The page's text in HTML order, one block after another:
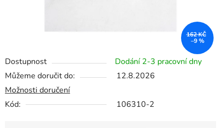
Dostupnost
Dodání 2-3 pracovní dny
Můžeme doručit do:
12.8.2026
Možnosti doručení
Kód:
106310-2
162 KČ
–9 %